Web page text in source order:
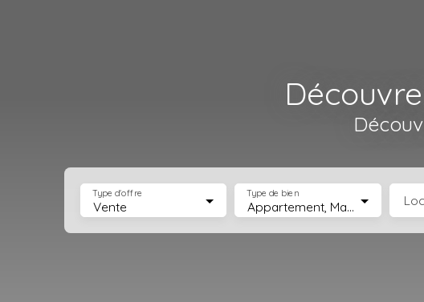
Vente
Type d'offre
Appartement, Maison
Type de bien